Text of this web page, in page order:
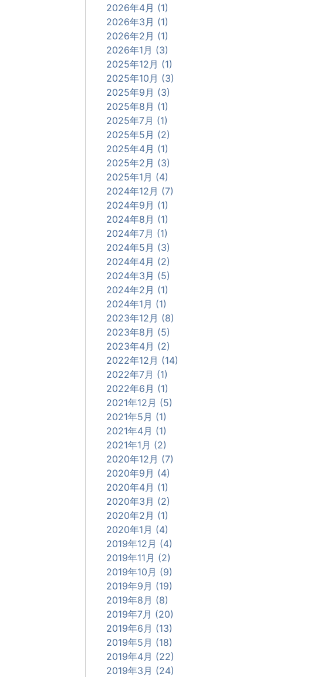
2026年4月 (1)
2026年3月 (1)
2026年2月 (1)
2026年1月 (3)
2025年12月 (1)
2025年10月 (3)
2025年9月 (3)
2025年8月 (1)
2025年7月 (1)
2025年5月 (2)
2025年4月 (1)
2025年2月 (3)
2025年1月 (4)
2024年12月 (7)
2024年9月 (1)
2024年8月 (1)
2024年7月 (1)
2024年5月 (3)
2024年4月 (2)
2024年3月 (5)
2024年2月 (1)
2024年1月 (1)
2023年12月 (8)
2023年8月 (5)
2023年4月 (2)
2022年12月 (14)
2022年7月 (1)
2022年6月 (1)
2021年12月 (5)
2021年5月 (1)
2021年4月 (1)
2021年1月 (2)
2020年12月 (7)
2020年9月 (4)
2020年4月 (1)
2020年3月 (2)
2020年2月 (1)
2020年1月 (4)
2019年12月 (4)
2019年11月 (2)
2019年10月 (9)
2019年9月 (19)
2019年8月 (8)
2019年7月 (20)
2019年6月 (13)
2019年5月 (18)
2019年4月 (22)
2019年3月 (24)